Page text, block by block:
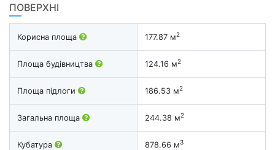
ПОВЕРХНІ
Корисна площа 177.87 м2
Площа будівництва 124.16 м2
Площа підлоги 186.53 м2
Загальна площа 244.38 м2
Кубатура 878.66 м3